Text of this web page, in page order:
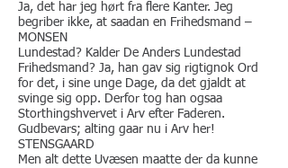
Ja, det har jeg hørt fra flere Kanter. Jeg
begriber ikke, at saadan en Frihedsmand –
MONSEN
Lundestad? Kalder De Anders Lundestad
Frihedsmand? Ja, han gav sig rigtignok Ord
for det, i sine unge Dage, da det gjaldt at
svinge sig opp. Derfor tog han ogsaa
Storthingshvervet i Arv efter Faderen.
Gudbevars; alting gaar nu i Arv her!
STENSGAARD
Men alt dette Uvæsen maatte der da kunne